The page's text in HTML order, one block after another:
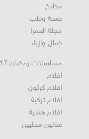
مطبخ
صحة وطب
مجلة الحمرا
جمال وازياء
مسلسلات رمضان 2017
افلام
افلام كرتون
افلام تركية
افلام هندية
فنانين محليين